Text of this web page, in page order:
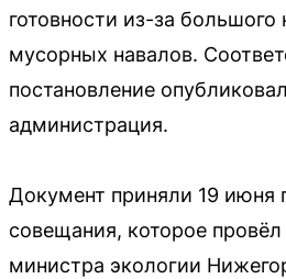
готовности из-за большого
мусорных навалов.
постановление
администрация.
Документ приняли 19 июня
совещания, которое провёл
министра экологии